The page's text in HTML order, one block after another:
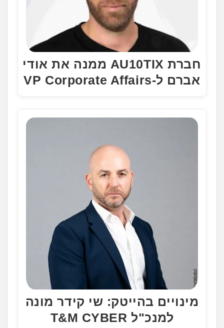
חברת AU10TIX ממנה את אודי
אברם ל-VP Corporate Affairs
מינויים בהייטק: שי קידר מונה
למנכ"ל T&M CYBER